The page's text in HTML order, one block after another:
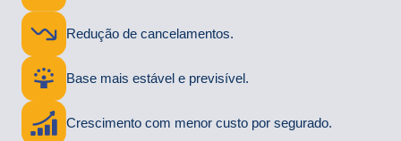
Redução de cancelamentos.
Base mais estável e previsível.
Crescimento com menor custo por segurado.